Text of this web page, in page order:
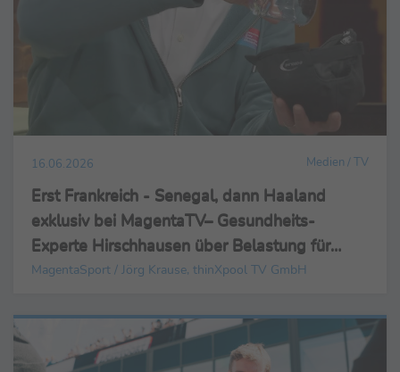
16.06.2026 Medien / TV
Erst Frankreich - Senegal, dann Haaland
exklusiv bei MagentaTV– Gesundheits-
Experte Hirschhausen über Belastung für
WM-Profis: "Vierzehn von 16 Stadien sind
MagentaSport / Jörg Krause, thinXpool TV GmbH